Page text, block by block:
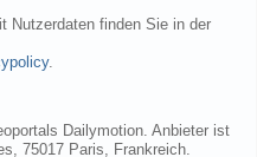
Nutzerdaten finden Sie in der
.
Dailymotion. Anbieter ist
75017 Paris, Frankreich.